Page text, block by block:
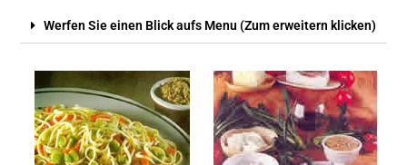
Werfen Sie einen Blick aufs Menu (Zum erweitern klicken)